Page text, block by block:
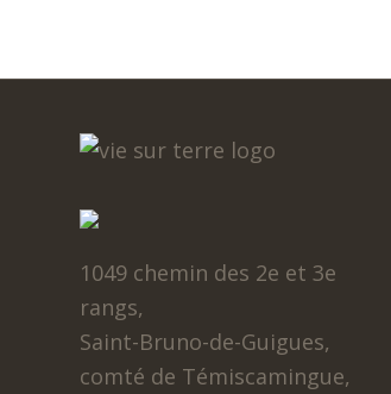
1049 chemin des 2e et 3e
rangs,
Saint-Bruno-de-Guigues,
comté de Témiscamingue,